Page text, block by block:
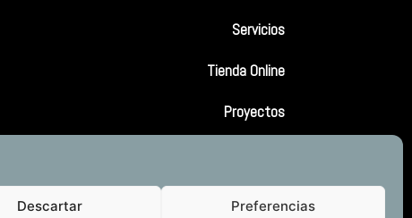
Descartar Preferencias
Servicios
Tienda Online
Proyectos